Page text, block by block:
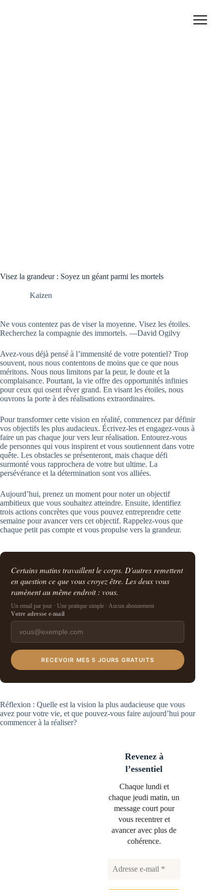
Visez la grandeur : Soyez un géant parmi les mortels
Kaizen
Ne vous contentez pas de viser la moyenne. Visez les étoiles.
Recherchez la compagnie des immortels. ―David Ogilvy
Avez-vous déjà pensé à l’immensité de votre potentiel? Trop
souvent, nous nous contentons de moins que ce que nous
méritons. Nous nous limitons par la peur, le doute et la
complaisance. Pourtant, la vie offre des opportunités infinies
pour ceux qui osent rêver grand. En visant les étoiles, nous
ouvrons la porte à des réalisations extraordinaires.
Pour transformer cette vision en réalité, commencez par définir
vos objectifs les plus audacieux. Écrivez-les et engagez-vous à
faire un pas chaque jour vers leur réalisation. Entourez-vous
de personnes qui vous inspirent et vous soutiennent dans votre
quête. Les obstacles se présenteront, mais chaque défi
surmonté vous rapprochera de votre but ultime. La
persévérance et la détermination sont vos alliées.
Aujourd’hui, prenez un moment pour noter un objectif
ambitieux que vous souhaitez atteindre. Ensuite, identifiez
trois actions concrètes que vous pouvez entreprendre cette
semaine pour avancer vers cet objectif. Rappelez-vous que
chaque petit pas compte et vous propulse vers la grandeur.
Certains matins travaillent le corps. D'autres remettent
en question ce que vous croyez être. Les deux vous
ramènent au même endroit : vous.
Un email par jour · Une pratique simple · Aucun abonnement
Votre adresse e-mail
RECEVOIR MES 5 JOURS GRATUITS
Réflexion : Quelle est la vision la plus audacieuse que vous
avez pour votre vie, et que pouvez-vous faire aujourd’hui pour
commencer à la réaliser?
Revenez à
l’essentiel
Chaque lundi et
chaque jeudi matin, un
message court pour
vous recentrer et
avancer avec plus de
cohérence.